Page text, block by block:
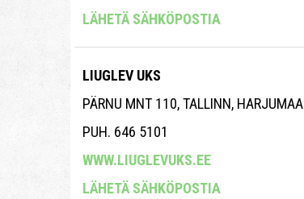
LÄHETÄ SÄHKÖPOSTIA
LIUGLEV UKS
PÄRNU MNT 110, TALLINN, HARJUMAA
PUH. 646 5101
WWW.LIUGLEVUKS.EE
LÄHETÄ SÄHKÖPOSTIA